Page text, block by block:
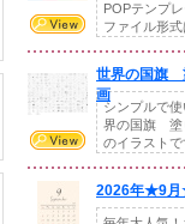
POPテンプレ
ファイル形
世界の国旗
画
シンプルで
界の国旗
のイラスト
2026年★9月